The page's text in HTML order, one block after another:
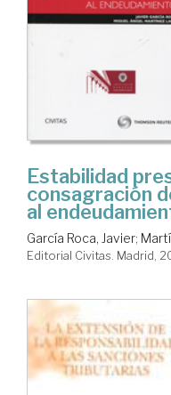
Estabilidad
consagración
al
García Roca, Javier;
Editorial Civitas. Madrid,